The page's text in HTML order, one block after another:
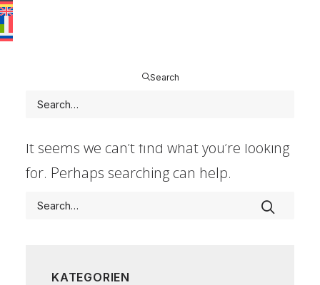
Search
Nothing Found
It seems we can’t find what you’re looking
for. Perhaps searching can help.
KATEGORIEN